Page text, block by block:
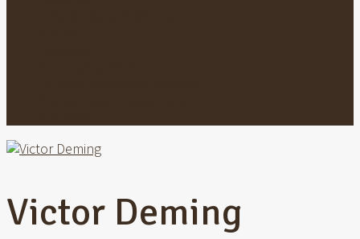
Victor Deming